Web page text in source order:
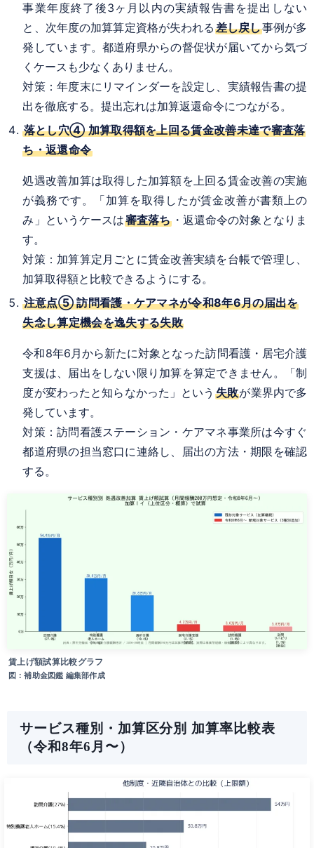
事業年度終了後3ヶ月以内の実績報告書を提出しない
と、次年度の加算算定資格が失われる差し戻し事例が多
発しています。都道府県からの督促状が届いてから気づ
くケースも少なくありません。
対策：年度末にリマインダーを設定し、実績報告書の提
出を徹底する。提出忘れは加算返還命令につながる。
落とし穴④ 加算取得額を上回る賃金改善未達で審査落
ち・返還命令
処遇改善加算は取得した加算額を上回る賃金改善の実施
が義務です。「加算を取得したが賃金改善が書類上の
み」というケースは審査落ち・返還命令の対象となりま
す。
対策：加算算定月ごとに賃金改善実績を台帳で管理し、
加算取得額と比較できるようにする。
注意点⑤ 訪問看護・ケアマネが令和8年6月の届出を
失念し算定機会を逸失する失敗
令和8年6月から新たに対象となった訪問看護・居宅介護
支援は、届出をしない限り加算を算定できません。「制
度が変わったと知らなかった」という 失敗が業界内で多
発しています。
対策：訪問看護ステーション・ケアマネ事業所は今すぐ
都道府県の担当窓口に連絡し、届出の方法・期限を確認
する。
賃上げ額試算比較グラフ
図：補助金図鑑 編集部作成
サービス種別・加算区分別 加算率比較表
（令和8年6月〜）